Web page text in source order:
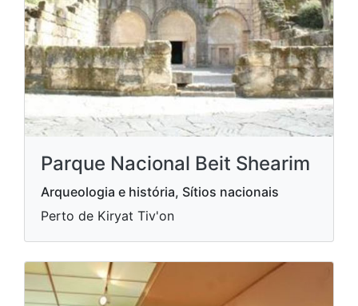
Parque Nacional Beit Shearim
Arqueologia e história, Sítios nacionais
Perto de Kiryat Tiv'on